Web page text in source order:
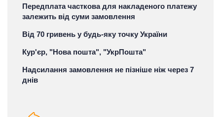
Передплата часткова для накладеного платежу
залежить від суми замовлення
Від 70 гривень у будь-яку точку України
Кур'єр, "Нова пошта", "УкрПошта"
Надсилання замовлення не пізніше ніж через 7
днів